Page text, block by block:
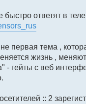
ответят в
первая тема ,
жизнь ,
- гейты с веб
:: 2